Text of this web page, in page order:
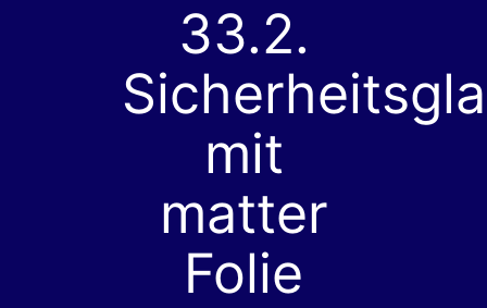
33.2.
mit
matter
Folie